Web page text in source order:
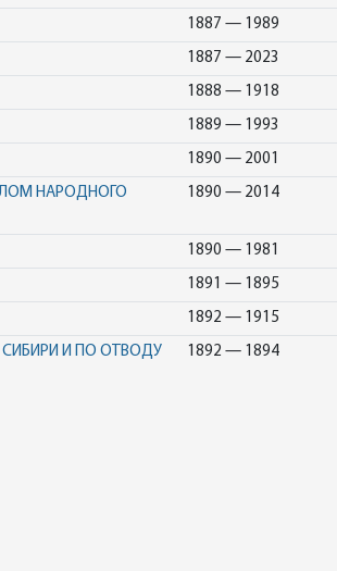
1887 — 1989
1887 — 2023
1888 — 1918
1889 — 1993
1890 — 2001
НАРОДНОГО
1890 — 2014
1890 — 1981
1891 — 1895
1892 — 1915
И ПО ОТВОДУ
1892 — 1894